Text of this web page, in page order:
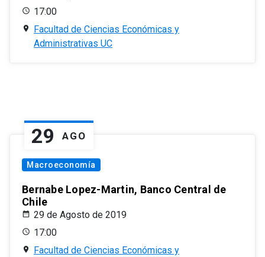
17:00
Facultad de Ciencias Económicas y
Administrativas UC
29 AGO
Macroeconomía
Bernabe Lopez-Martin, Banco Central de
Chile
29 de Agosto de 2019
17:00
Facultad de Ciencias Económicas y